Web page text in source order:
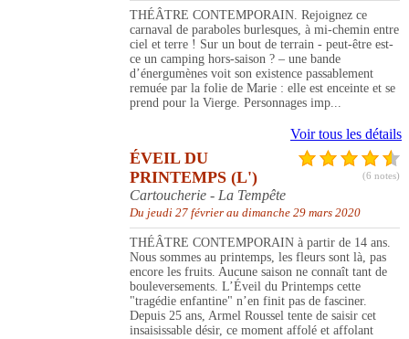
THÉÂTRE CONTEMPORAIN. Rejoignez ce
carnaval de paraboles burlesques, à mi-chemin entre
ciel et terre ! Sur un bout de terrain - peut-être est-
ce un camping hors-saison ? – une bande
d’énergumènes voit son existence passablement
remuée par la folie de Marie : elle est enceinte et se
prend pour la Vierge. Personnages imp...
Voir tous les détails
(6 notes)
ÉVEIL DU
PRINTEMPS (L')
Cartoucherie - La Tempête
Du jeudi 27 février au dimanche 29 mars 2020
THÉÂTRE CONTEMPORAIN à partir de 14 ans.
Nous sommes au printemps, les fleurs sont là, pas
encore les fruits. Aucune saison ne connaît tant de
bouleversements. L’Éveil du Printemps cette
"tragédie enfantine" n’en finit pas de fasciner.
Depuis 25 ans, Armel Roussel tente de saisir cet
insaisissable désir, ce moment affolé et affolant